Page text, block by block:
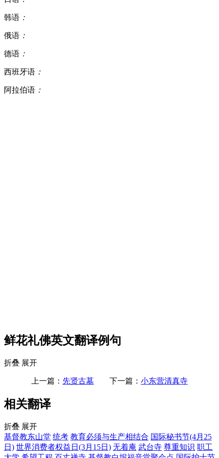
韩语 ：
俄语 ：
德语 ：
西班牙语 ：
阿拉伯语 ：
鲜花礼佛英文翻译例句
折叠 展开
上一篇： 先贤古墓 下一篇： 小东营清真寺
相关翻译
折叠 展开
基督教东山堂 统考 教育必须与生产相结合 国际秘书节(4月25
日) 世界消费者权益日(3月15日) 无着庵 武台寺 尊重知识 职工